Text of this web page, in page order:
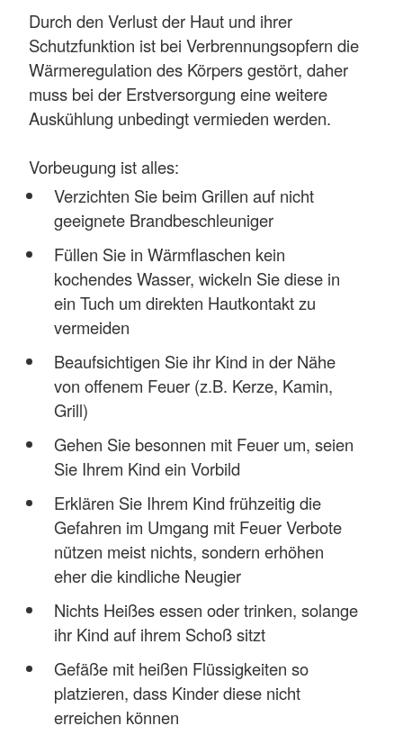
Durch den Verlust der Haut und ihrer
Schutzfunktion ist bei Verbrennungsopfern die
Wärmeregulation des Körpers gestört, daher
muss bei der Erstversorgung eine weitere
Auskühlung unbedingt vermieden werden.
Vorbeugung ist alles:
Verzichten Sie beim Grillen auf nicht
geeignete Brandbeschleuniger
Füllen Sie in Wärmflaschen kein
kochendes Wasser, wickeln Sie diese in
ein Tuch um direkten Hautkontakt zu
vermeiden
Beaufsichtigen Sie ihr Kind in der Nähe
von offenem Feuer (z.B. Kerze, Kamin,
Grill)
Gehen Sie besonnen mit Feuer um, seien
Sie Ihrem Kind ein Vorbild
Erklären Sie Ihrem Kind frühzeitig die
Gefahren im Umgang mit Feuer Verbote
nützen meist nichts, sondern erhöhen
eher die kindliche Neugier
Nichts Heißes essen oder trinken, solange
ihr Kind auf ihrem Schoß sitzt
Gefäße mit heißen Flüssigkeiten so
platzieren, dass Kinder diese nicht
erreichen können